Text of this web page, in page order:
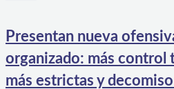
Presentan nueva
organizado: más control
más estrictas y